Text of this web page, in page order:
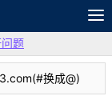
论坛
题
换成@)